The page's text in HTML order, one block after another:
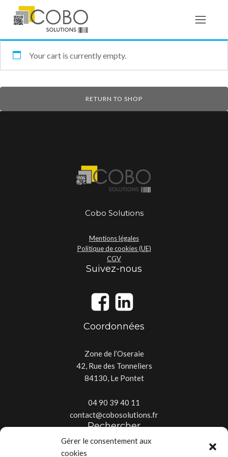
Gérer le consentement aux
cookies
Your cart is currently empty.
RETURN TO SHOP
Cobo Solutions
Mentions légales
Politique de cookies (UE)
CGV
Suivez-nous
Coordonnées
Zone de l’Oseraie
42, Rue des Tonneliers
84130, Le Pontet
04 90 39 40 11
contact@cobosolutions.fr
Rechercher